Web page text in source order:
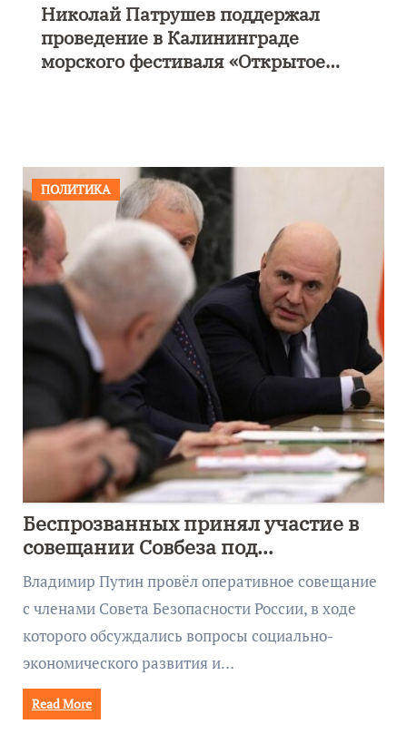
Николай Патрушев поддержал
проведение в Калининграде
морского фестиваля «Открытое
ПОЛИТИКА
Беспрозванных принял участие в
совещании Совбеза под
руководством Путина
Владимир Путин провёл оперативное совещание
с членами Совета Безопасности России, в ходе
которого обсуждались вопросы социально-
экономического развития и…
Read More